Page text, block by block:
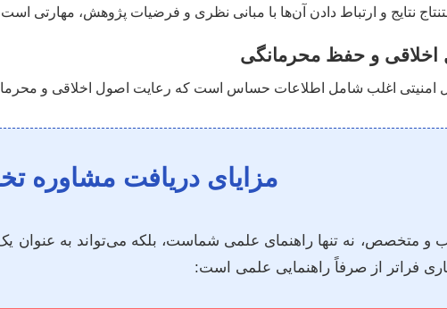
نتایج و ارتباط دادن آن‌ها با مبانی نظری و فرضیات پژوهش، مهارتی
اخلاقی و حفظ محرمانگی
امنیتی اغلب شامل اطلاعات حساس است که رعایت اصول اخلاقی و
مزایای دریافت مشاوره
متخصص، نه تنها راهنمای علمی شماست، بلکه می‌تواند به عنوان
فراتر از صرفاً راهنمایی علمی است: